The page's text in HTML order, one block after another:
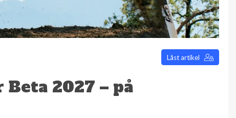
Låst artikel
2027 – på